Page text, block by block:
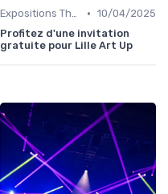
Expositions Thématiques et Musées Itinérants • 10/04/2025
Profitez d'une invitation
gratuite pour Lille Art Up